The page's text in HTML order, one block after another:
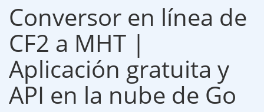
Conversor en línea de
CF2 a MHT |
Aplicación gratuita y
API en la nube de Go